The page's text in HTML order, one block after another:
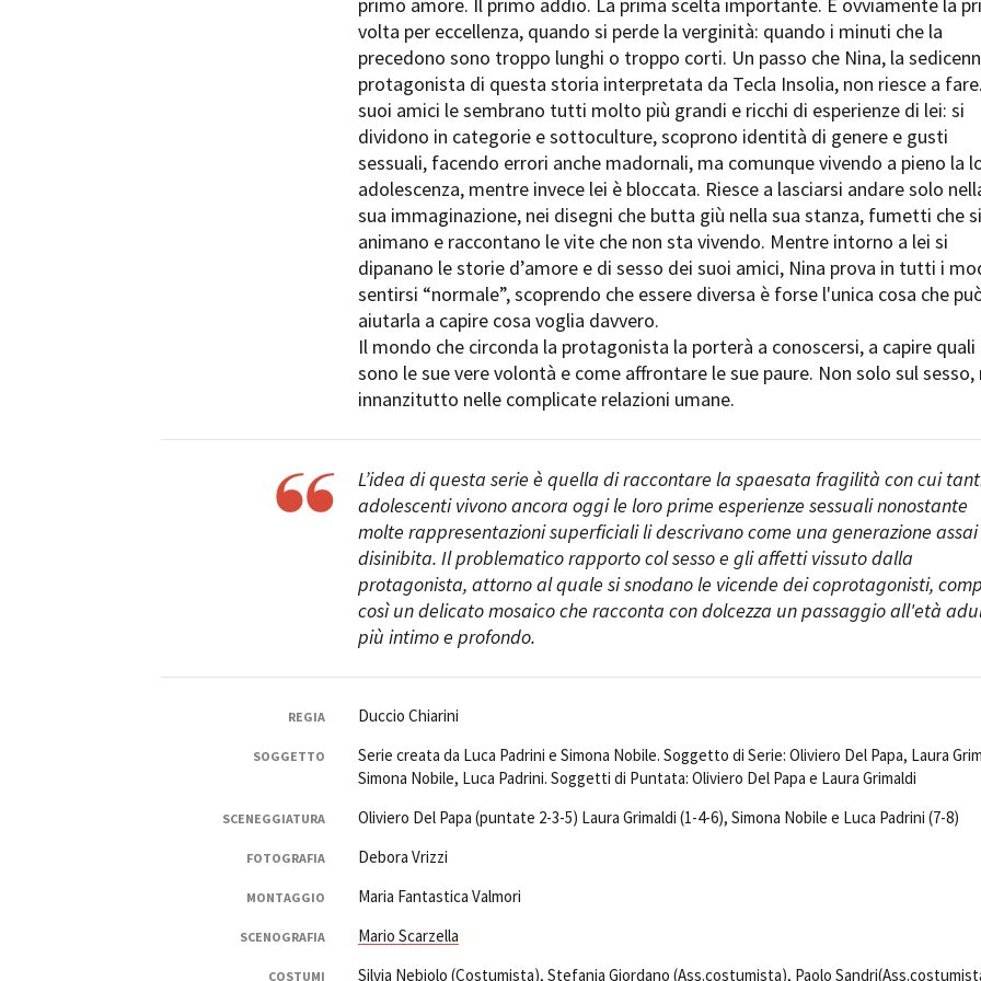
Open Day
Ciak in TOur!
Amministrazione trasparente Bandi e gare Contatti Privacy Whistleblowing Credits
primo amore. Il primo addio. La prima scelta importante. E ovviamente la
volta per eccellenza, quando si perde la verginità: quando i minuti che la
precedono sono troppo lunghi o troppo corti. Un passo che Nina, la
protagonista di questa storia interpretata da Tecla Insolia, non riesce a
suoi amici le sembrano tutti molto più grandi e ricchi di esperienze di lei: si
dividono in categorie e sottoculture, scoprono identità di genere e gusti
sessuali, facendo errori anche madornali, ma comunque vivendo a pieno la
adolescenza, mentre invece lei è bloccata. Riesce a lasciarsi andare solo
sua immaginazione, nei disegni che butta giù nella sua stanza, fumetti che si
animano e raccontano le vite che non sta vivendo. Mentre intorno a lei si
dipanano le storie d’amore e di sesso dei suoi amici, Nina prova in tutti i
sentirsi “normale”, scoprendo che essere diversa è forse l'unica cosa che
aiutarla a capire cosa voglia davvero.
Il mondo che circonda la protagonista la porterà a conoscersi, a capire quali
sono le sue vere volontà e come affrontare le sue paure. Non solo sul sesso,
innanzitutto nelle complicate relazioni umane.
L’idea di questa serie è quella di raccontare la spaesata fragilità con cui
adolescenti vivono ancora oggi le loro prime esperienze sessuali nonostante
molte rappresentazioni superficiali li descrivano come una generazione assai
disinibita. Il problematico rapporto col sesso e gli affetti vissuto dalla
protagonista, attorno al quale si snodano le vicende dei coprotagonisti,
così un delicato mosaico che racconta con dolcezza un passaggio all'età
più intimo e profondo.
REGIA Duccio Chiarini
SOGGETTO
Serie creata da Luca Padrini e Simona Nobile. Soggetto di Serie: Oliviero Del Papa, Laura
Simona Nobile, Luca Padrini. Soggetti di Puntata: Oliviero Del Papa e Laura Grimaldi
SCENEGGIATURA Oliviero Del Papa (puntate 2-3-5) Laura Grimaldi (1-4-6), Simona Nobile e Luca Padrini (7-8)
FOTOGRAFIA Debora Vrizzi
MONTAGGIO Maria Fantastica Valmori
SCENOGRAFIA Mario Scarzella
COSTUMI Silvia Nebiolo (Costumista), Stefania Giordano (Ass.costumista), Paolo Sandri